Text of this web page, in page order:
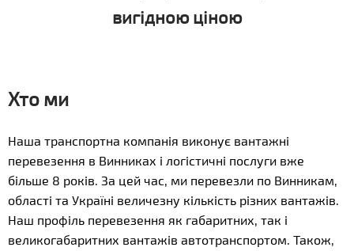
вигідною ціною
Хто ми
Наша транспортна компанія виконує вантажні
перевезення в Винниках і логістичні послуги вже
більше 8 років. За цей час, ми перевезли по Винникам,
області та Україні величезну кількість різних вантажів.
Наш профіль перевезення як габаритних, так і
великогабаритних вантажів автотранспортом. Також,